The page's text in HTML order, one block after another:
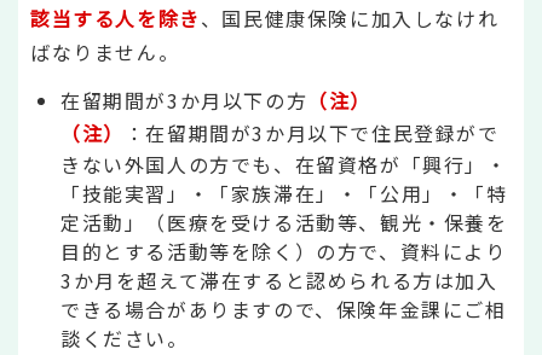
該当する人を除き、国民健康保険に加入しなけれ
ばなりません。
在留期間が3か月以下の方 （注）
（注）
：在留期間が3か月以下で住民登録がで
きない外国人の方でも、在留資格が「興行」・
「技能実習」・「家族滞在」・「公用」・「特
定活動」（医療を受ける活動等、観光・保養を
目的とする活動等を除く）の方で、資料により
3か月を超えて滞在すると認められる方は加入
できる場合がありますので、保険年金課にご相
談ください。